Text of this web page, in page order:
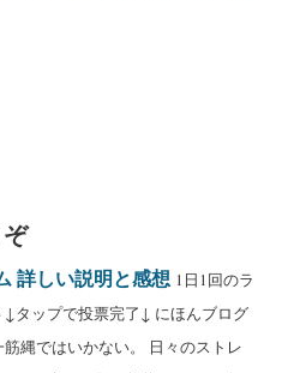
詳しい説明と感想 1日1回のラ
タップで投票完了↓ にほんブログ
縄ではいかない。 日々のストレ